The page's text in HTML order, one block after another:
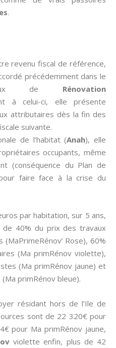
.
revenu fiscal de référence,
précédemment dans le
de Rénovation
à celui-ci, elle présente
attributaires dès la fin des
suivante.
de l’habitat (Anah), elle
occupants, même
(conséquence du Plan de
faire face à la crise du
par habitation, sur 5 ans,
40% du prix des travaux
Rose), 60%
(Ma primRénov violette),
(Ma primRénov jaune) et
primRénov bleue).
résidant hors de l’Ile de
sont de 22 320€ pour
pour Ma primRénov jaune,
violette enfin, plus de 42